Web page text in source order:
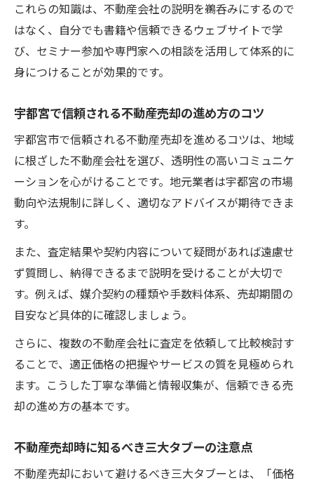
媒介契約の不適切運用を避けるための知識
宇都宮市の相場感を読むための視点
宇都宮で不動産売却を成功させる相場の見
不動産売却時に役立つ相場情報の集め方
宇都宮の不動産会社ランキング活用術と注
意点
相場感を把握して不動産売却で損しない方
法
不動産売却を成功へ導く実践知識
実践的な不動産売却知識で安心の取引を実
現
宇都宮の不動産売却に役立つ交渉術の基礎
売主が知るべき5ルールや飛ばしの正しい理
解
不動産売却に向けて準備したいポイント整
理
化
これらの知識は、不動産会社の説明を鵜呑みにするので
はなく、自分でも書籍や信頼できるウェブサイトで学
び、セミナー参加や専門家への相談を活用して体系的に
身につけることが効果的です。
宇都宮で信頼される不動産売却の進め方のコツ
宇都宮市で信頼される不動産売却を進めるコツは、地域
に根ざした不動産会社を選び、透明性の高いコミュニケ
ーションを心がけることです。地元業者は宇都宮の市場
動向や法規制に詳しく、適切なアドバイスが期待できま
す。
また、査定結果や契約内容について疑問があれば遠慮せ
ず質問し、納得できるまで説明を受けることが大切で
す。例えば、媒介契約の種類や手数料体系、売却期間の
目安など具体的に確認しましょう。
さらに、複数の不動産会社に査定を依頼して比較検討す
ることで、適正価格の把握やサービスの質を見極められ
ます。こうした丁寧な準備と情報収集が、信頼できる売
却の進め方の基本です。
不動産売却時に知るべき三大タブーの注意点
不動産売却において避けるべき三大タブーとは、「価格